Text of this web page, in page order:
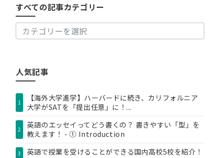
すべての記事カテゴリー
記
事
ー
人気記事
1
【海外大学進学】ハーバードに続き、カリフォルニア
大学がSATを「提出任意」に！...
2
英語のエッセイってどう書くの？ 書きやすい「型」を
教えます！ - ① Introduction
3 英語で授業を受けることができる国内高校5校を紹介！